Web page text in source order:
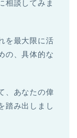
相談してみま
を最大限に活
の、具体的な
、あなたの偉
踏み出しまし